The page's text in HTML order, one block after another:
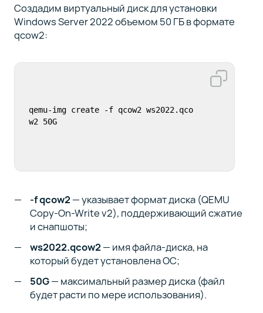
Создадим виртуальный диск для установки
Windows Server 2022 объемом 50 ГБ в формате
qcow2:
qemu-img create -f qcow2 ws2022.qco
w2 50G
-f qcow2— указывает формат диска (QEMU
Copy-On-Write v2), поддерживающий сжатие
и снапшоты;
ws2022.qcow2— имя файла-диска, на
который будет установлена ОС;
50G— максимальный размер диска (файл
будет расти по мере использования).